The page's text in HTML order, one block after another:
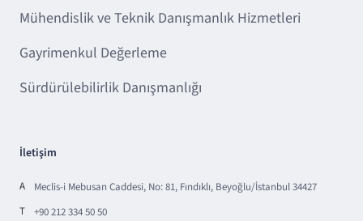
Mühendislik ve Teknik Danışmanlık Hizmetleri
Gayrimenkul Değerleme
Sürdürülebilirlik Danışmanlığı
İletişim
A
Meclis-i Mebusan Caddesi, No: 81, Fındıklı, Beyoğlu/İstanbul 34427
T
+90 212 334 50 50